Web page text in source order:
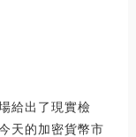
給出了現實檢
天的加密貨幣市